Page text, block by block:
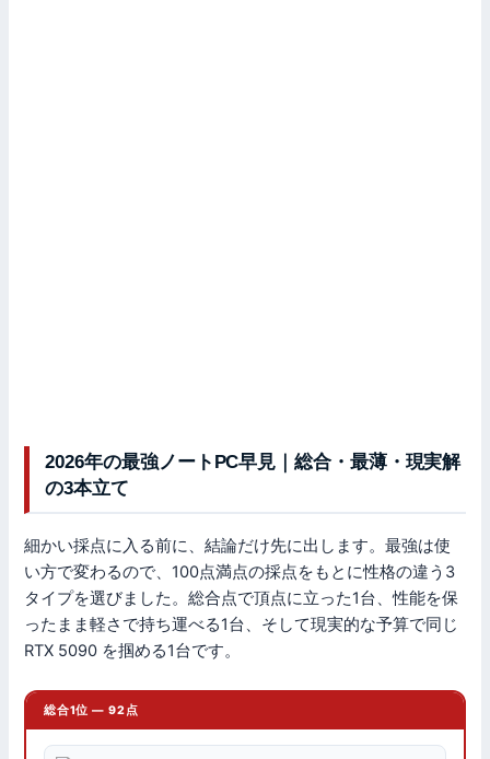
2026年の最強ノートPC早見｜総合・最薄・現実解
の3本立て
細かい採点に入る前に、結論だけ先に出します。最強は使
い方で変わるので、100点満点の採点をもとに性格の違う3
タイプを選びました。総合点で頂点に立った1台、性能を保
ったまま軽さで持ち運べる1台、そして現実的な予算で同じ
RTX 5090 を掴める1台です。
総合1位 — 92点